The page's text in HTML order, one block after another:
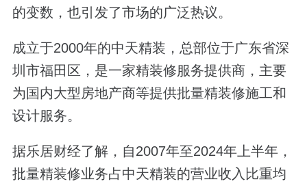
的变数，也引发了市场的广泛热议。
成立于2000年的中天精装，总部位于广东省深
圳市福田区，是一家精装修服务提供商，主要
为国内大型房地产商等提供批量精装修施工和
设计服务。
据乐居财经了解，自2007年至2024年上半年，
批量精装修业务占中天精装的营业收入比重均